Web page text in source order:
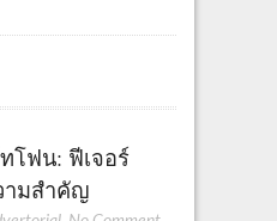
โฟน: ฟีเจอร์
ามสำคัญ